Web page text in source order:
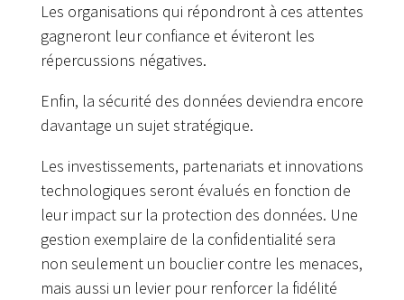
Les organisations qui répondront à ces attentes
gagneront leur confiance et éviteront les
répercussions négatives.
Enfin, la sécurité des données deviendra encore
davantage un sujet stratégique.
Les investissements, partenariats et innovations
technologiques seront évalués en fonction de
leur impact sur la protection des données. Une
gestion exemplaire de la confidentialité sera
non seulement un bouclier contre les menaces,
mais aussi un levier pour renforcer la fidélité